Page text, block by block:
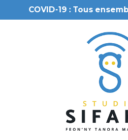
COVID-19 : Tous